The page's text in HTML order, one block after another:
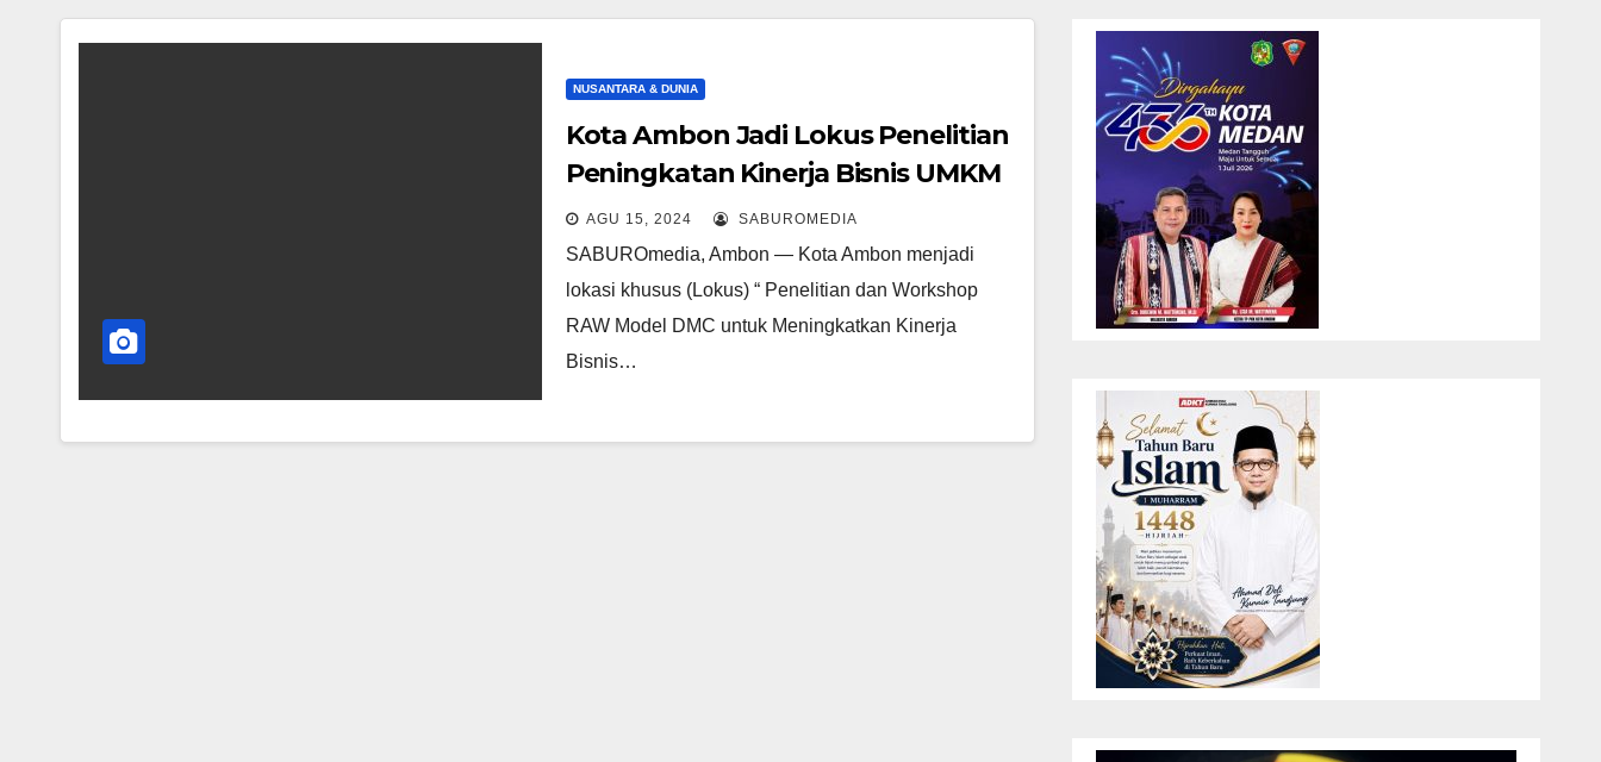
NUSANTARA & DUNIA
Kota Ambon Jadi Lokus Penelitian
Peningkatan Kinerja Bisnis UMKM
AGU 15, 2024 SABUROMEDIA
SABUROmedia, Ambon — Kota Ambon menjadi
lokasi khusus (Lokus) “ Penelitian dan Workshop
RAW Model DMC untuk Meningkatkan Kinerja
Bisnis…